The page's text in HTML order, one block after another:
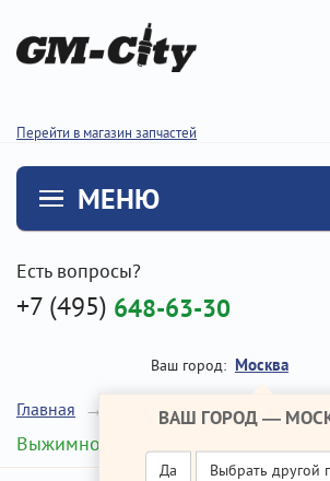
Перейти в магазин запчастей
МЕНЮ
Есть вопросы?
+7 (495) 648-63-30
Ваш город: Москва
ВАШ ГОРОД —
Да Выбрать другой
Главная Ремонт Хендай IX35
Выжимной подшипник